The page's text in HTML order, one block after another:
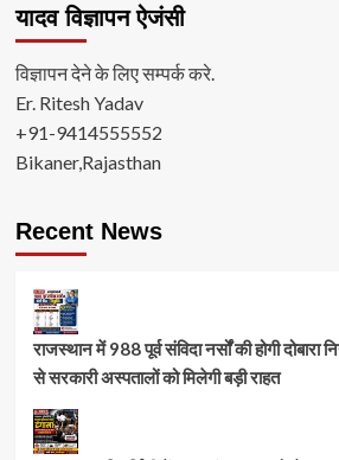
यादव विज्ञापन ऐजंसी
विज्ञापन देने के लिए सम्पर्क करे.
Er. Ritesh Yadav
+91-9414555552
Bikaner,Rajasthan
Recent News
राजस्थान में 988 पूर्व संविदा नर्सों की होगी दोबारा
से सरकारी अस्पतालों को मिलेगी बड़ी राहत